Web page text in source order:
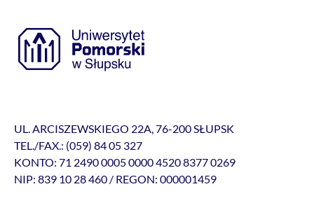
UL. ARCISZEWSKIEGO 22A, 76-200 SŁUPSK
TEL./FAX.: (059) 84 05 327
KONTO: 71 2490 0005 0000 4520 8377 0269
NIP: 839 10 28 460 / REGON: 000001459